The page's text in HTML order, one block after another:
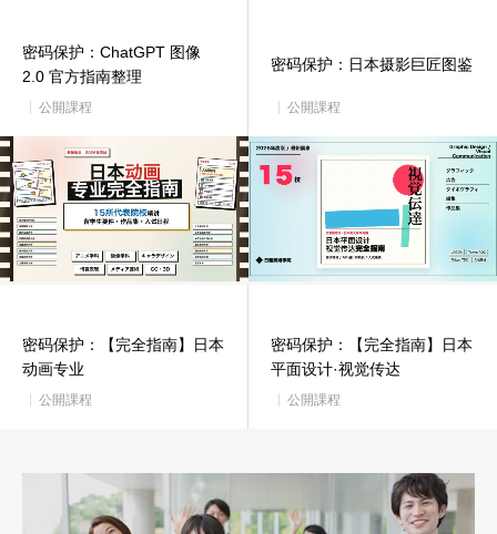
密码保护：ChatGPT 图像
2.0 官方指南整理
公開課程
密码保护：日本摄影巨匠图鉴
公開課程
密码保护：【完全指南】日本
动画专业
公開課程
密码保护：【完全指南】日本
平面设计·视觉传达
公開課程